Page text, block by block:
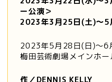
ー公演＞
2023年3月25日(土)～5
2023年5月28日(日)～6
梅田芸術劇場メインホー
作／DENNIS KELLY